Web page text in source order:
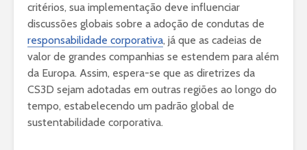
critérios, sua implementação deve influenciar
discussões globais sobre a adoção de condutas de
responsabilidade corporativa, já que as cadeias de
valor de grandes companhias se estendem para além
da Europa. Assim, espera-se que as diretrizes da
CS3D sejam adotadas em outras regiões ao longo do
tempo, estabelecendo um padrão global de
sustentabilidade corporativa.